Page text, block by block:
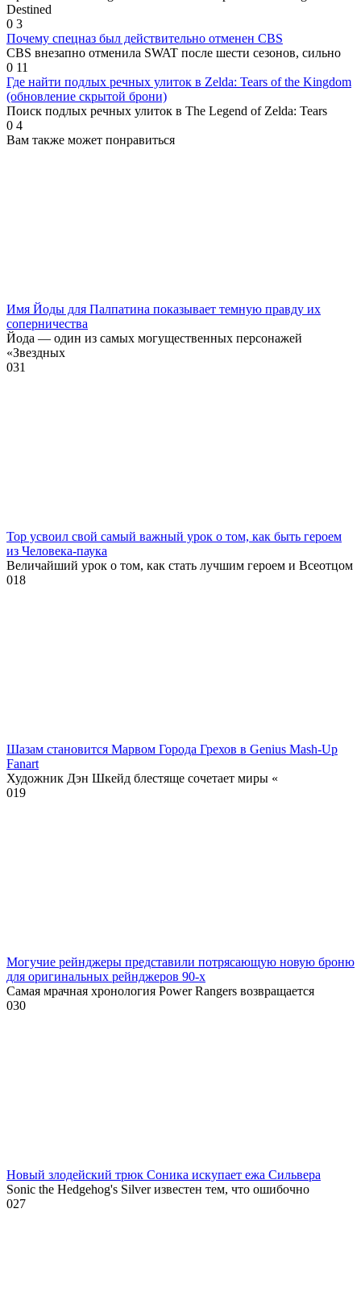
Destined
0 3
Почему спецназ был действительно отменен CBS
CBS внезапно отменила SWAT после шести сезонов, сильно
0 11
Где найти подлых речных улиток в Zelda: Tears of the Kingdom
(обновление скрытой брони)
Поиск подлых речных улиток в The Legend of Zelda: Tears
0 4
Вам также может понравиться
Имя Йоды для Палпатина показывает темную правду их
соперничества
Йода — один из самых могущественных персонажей
«Звездных
031
Тор усвоил свой самый важный урок о том, как быть героем
из Человека-паука
Величайший урок о том, как стать лучшим героем и Всеотцом
018
Шазам становится Марвом Города Грехов в Genius Mash-Up
Fanart
Художник Дэн Шкейд блестяще сочетает миры «
019
Могучие рейнджеры представили потрясающую новую броню
для оригинальных рейнджеров 90-х
Самая мрачная хронология Power Rangers возвращается
030
Новый злодейский трюк Соника искупает ежа Сильвера
Sonic the Hedgehog's Silver известен тем, что ошибочно
027